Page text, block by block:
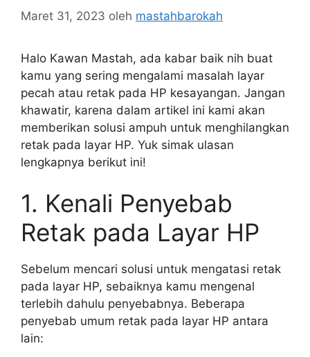
Maret 31, 2023 oleh mastahbarokah
Halo Kawan Mastah, ada kabar baik nih buat
kamu yang sering mengalami masalah layar
pecah atau retak pada HP kesayangan. Jangan
khawatir, karena dalam artikel ini kami akan
memberikan solusi ampuh untuk menghilangkan
retak pada layar HP. Yuk simak ulasan
lengkapnya berikut ini!
1. Kenali Penyebab
Retak pada Layar HP
Sebelum mencari solusi untuk mengatasi retak
pada layar HP, sebaiknya kamu mengenal
terlebih dahulu penyebabnya. Beberapa
penyebab umum retak pada layar HP antara
lain: